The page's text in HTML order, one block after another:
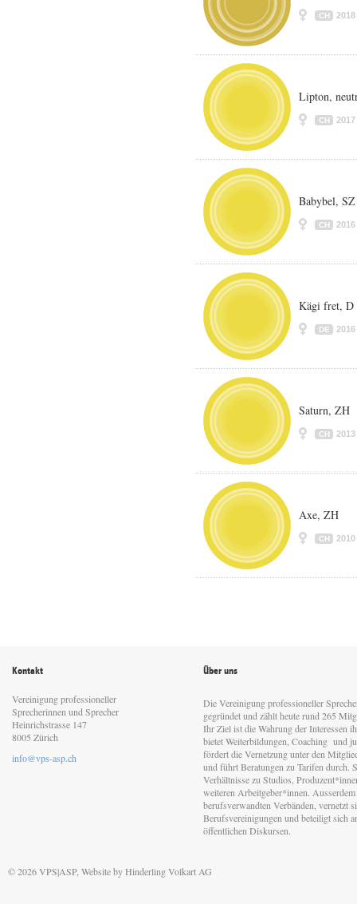
CH 2018
Lipton,
CH 2017
Babybel, SZ
CH 2016
Kägi fret, D
DE 2016
Saturn, ZH
CH 2013
Axe, ZH
CH 2010
Kontakt
Vereinigung professioneller
Sprecherinnen und Sprecher
Heinrichstrasse 147
8005 Zürich
info@vps-asp.ch
Über uns
Die Vereinigung professioneller
gegründet und zählt heute rund 265
Ihr Ziel ist die Wahrung der Interessen
bietet Weiterbildungen, Coaching und
fördert die Vernetzung unter den
und führt Beratungen zu Tarifen durch.
Verhältnisse zu Studios,
weiteren Arbeitgeber*innen.
berufsverwandten Verbänden, vernetzt
Berufsvereinigungen und beteiligt sich
öffentlichen Diskursen.
© 2026 VPS|ASP, Website byHinderling Volkart AG